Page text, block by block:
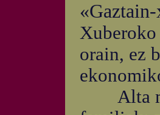
orain, ez
Alta